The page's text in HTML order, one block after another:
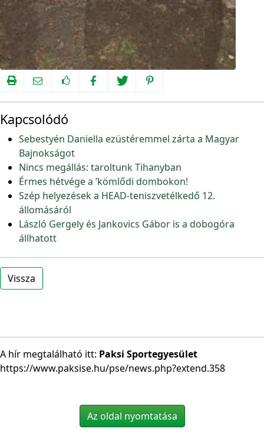
Kapcsolódó
Sebestyén Daniella ezüstéremmel zárta a Magyar
Bajnokságot
Nincs megállás: taroltunk Tihanyban
Érmes hétvége a ’kömlődi dombokon!
Szép helyezések a HEAD-teniszvetélkedő 12.
állomásáról
László Gergely és Jankovics Gábor is a dobogóra
állhatott
Vissza
A hír megtalálható itt: Paksi Sportegyesület
https://www.paksise.hu/pse/news.php?extend.358
Az oldal nyomtatása